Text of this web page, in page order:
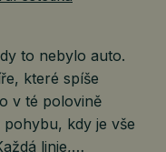
to nebylo auto.
které spíše
v té polovině
kdy je vše
linie,…